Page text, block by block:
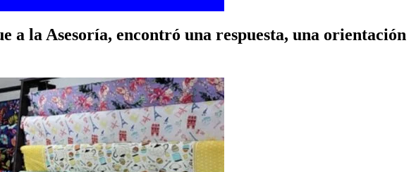
a la Asesoría, encontró una respuesta, una orientación